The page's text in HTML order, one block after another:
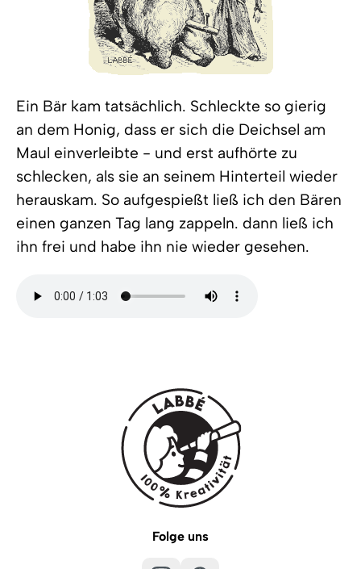
Ein Bär kam tatsächlich. Schleckte so gierig
an dem Honig, dass er sich die Deichsel am
Maul einverleibte - und erst aufhörte zu
schlecken, als sie an seinem Hinterteil wieder
herauskam. So aufgespießt ließ ich den Bären
einen ganzen Tag lang zappeln. dann ließ ich
ihn frei und habe ihn nie wieder gesehen.
Folge uns